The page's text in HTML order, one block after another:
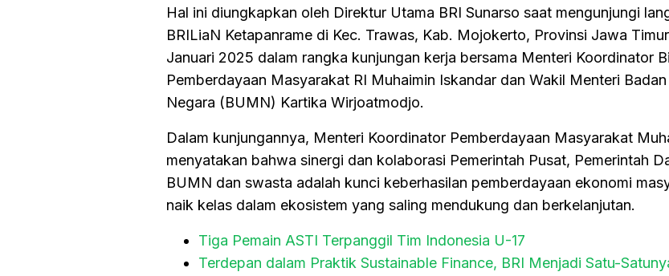
Hal ini diungkapkan oleh Direktur Utama BRI Sunarso saat mengunjungi
BRILiaN Ketapanrame di Kec. Trawas, Kab. Mojokerto, Provinsi Jawa
Januari 2025 dalam rangka kunjungan kerja bersama Menteri Koordinator
Pemberdayaan Masyarakat RI Muhaimin Iskandar dan Wakil Menteri
Negara (BUMN) Kartika Wirjoatmodjo.
Dalam kunjungannya, Menteri Koordinator Pemberdayaan Masyarakat
menyatakan bahwa sinergi dan kolaborasi Pemerintah Pusat, Pemerintah
BUMN dan swasta adalah kunci keberhasilan pemberdayaan ekonomi
naik kelas dalam ekosistem yang saling mendukung dan berkelanjutan.
Tiga Pemain ASTI Terpanggil Tim Indonesia U-17
Terdepan dalam Praktik Sustainable Finance, BRI Menjadi Satu-